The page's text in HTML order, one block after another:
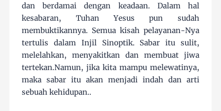
dan berdamai dengan keadaan. Dalam hal
kesabaran, Tuhan Yesus pun sudah
membuktikannya. Semua kisah pelayanan-Nya
tertulis dalam Injil Sinoptik. Sabar itu sulit,
melelahkan, menyakitkan dan membuat jiwa
tertekan.Namun, jika kita mampu melewatinya,
maka sabar itu akan menjadi indah dan arti
sebuah kehidupan..